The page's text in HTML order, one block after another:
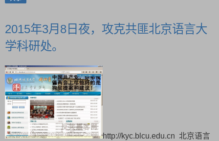
2015年3月8日夜，攻克共匪北京语言大
学科研处。
http://kyc.blcu.edu.cn 北京语言